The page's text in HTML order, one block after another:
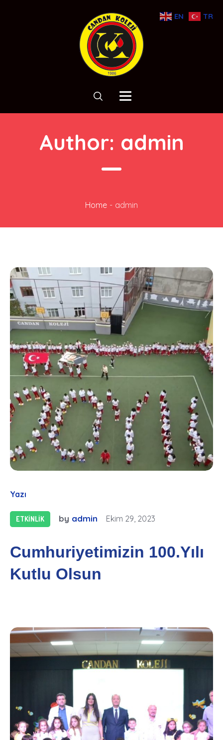
Author: admin
Home - admin
Yazı
ETKINLIK by admin Ekim 29, 2023
Cumhuriyetimizin 100.Yılı
Kutlu Olsun
EN TR